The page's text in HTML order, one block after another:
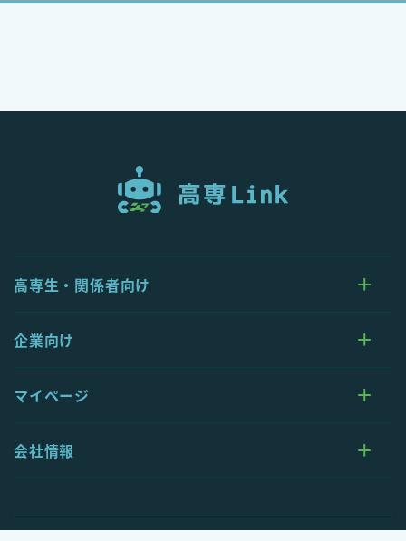
高専生・関係者向け
企業向け
マイページ
会社情報